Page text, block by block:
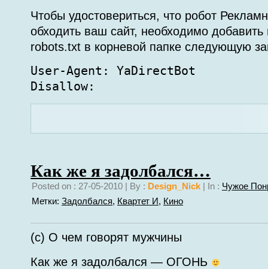
Чтобы удостовериться, что робот
обходить ваш сайт, необходимо
robots.txt в корневой папке следующую
User-Agent: YaDirectBot
Disallow:
Как же я задолбался…
Posted on : 27-05-2010 | By : Design_Nick | In : Чужое
Метки: Задолбался, Квартет И, Кино
(c) О чем говорят мужчины
Как же я задолбался — ОГОНЬ